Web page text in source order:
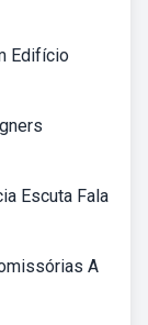
Edifício
Escuta Fala
A